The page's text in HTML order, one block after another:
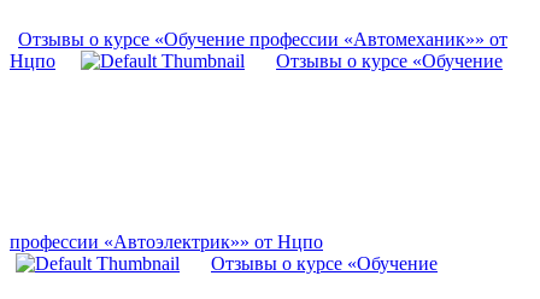
Отзывы о курсе «Обучение профессии «Автомеханик»» от
Нцпо
Отзывы о курсе «Обучение
профессии «Автоэлектрик»» от Нцпо
Отзывы о курсе «Обучение